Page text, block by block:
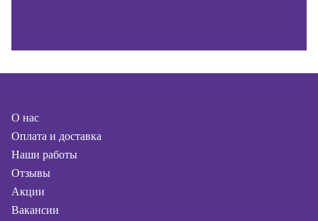
О нас
Оплата и доставка
Наши работы
Отзывы
Акции
Вакансии